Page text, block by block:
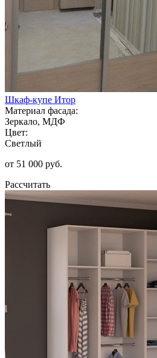
Шкаф-купе Итор
Материал фасада:
Зеркало, МДФ
Цвет:
Светлый
от 51 000 руб.
Рассчитать